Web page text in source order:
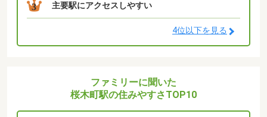
3 主要駅にアクセスしやすい
4位以下を見る
ファミリーに聞いた
桜木町駅の住みやすさTOP10